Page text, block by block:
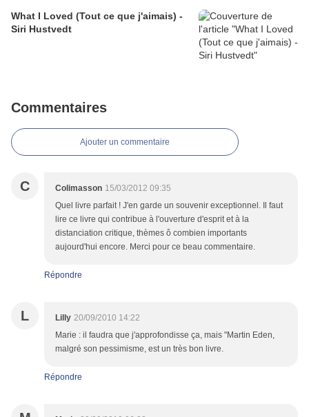
What I Loved (Tout ce que j'aimais) -
Siri Hustvedt
Commentaires
Ajouter un commentaire
C Colimasson 15/03/2012 09:35
Quel livre parfait ! J'en garde un souvenir exceptionnel. Il faut
lire ce livre qui contribue à l'ouverture d'esprit et à la
distanciation critique, thèmes ô combien importants
aujourd'hui encore. Merci pour ce beau commentaire.
Répondre
L Lilly 20/09/2010 14:22
Marie : il faudra que j'approfondisse ça, mais "Martin Eden,
malgré son pessimisme, est un très bon livre.
Répondre